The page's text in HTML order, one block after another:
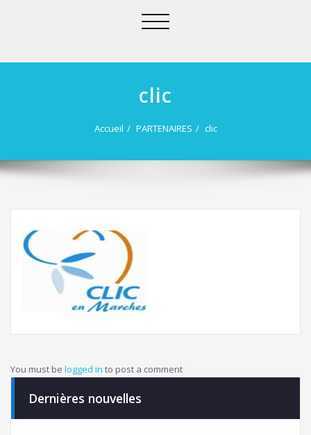
Afficher/masquer
clic
Accueil PARTENAIRES clic
You must be logged in to post a comment
Dernières nouvelles